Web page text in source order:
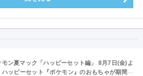
モン夏マック「ハッピーセット編」 8月7日(金)よ
ハッピーセット『ポケモン』のおもちゃが期間限